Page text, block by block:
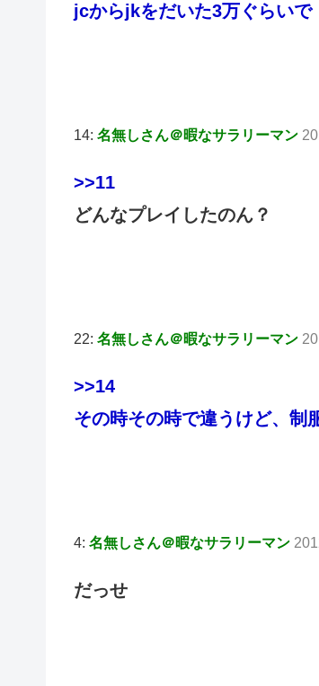
jcからjkをだいた3万ぐらいで
14: 名無しさん＠暇なサラリーマン
>>11
どんなプレイしたのん？
22: 名無しさん＠暇なサラリーマン
>>14
その時その時で違うけど、制
4: 名無しさん＠暇なサラリーマン
だっせ